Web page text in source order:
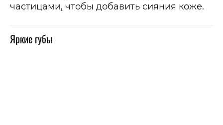
частицами, чтобы добавить сияния коже.
Яркие губы